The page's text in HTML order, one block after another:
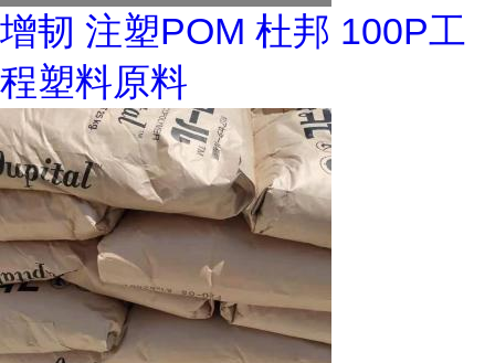
增韧 注塑POM 杜邦 100P工
程塑料原料